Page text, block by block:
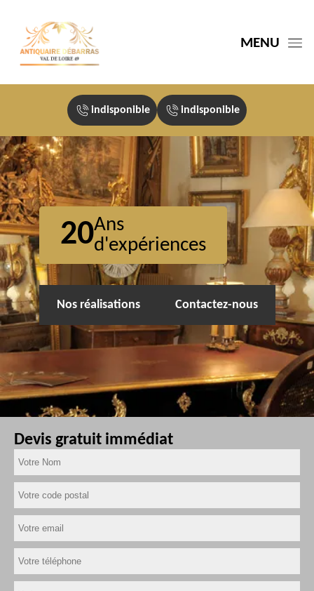
MENU
indisponible indisponible
20Ans
d'expériences
Nos réalisations Contactez-nous
Devis gratuit immédiat